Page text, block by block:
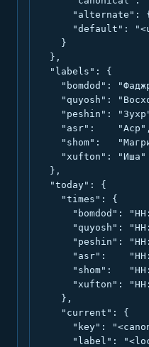
"alternate":
"default":
    }
  },
  "labels": {
"bomdod":
"quyosh":
"peshin":
    "asr":    "Аср",
"shom":
    "xufton": "Иша"
  },
  "today": {
    "times": {
"bomdod":
"quyosh":
"peshin":
"asr":
"shom":
"xufton":
    },
    "current": {
"key":
"label":